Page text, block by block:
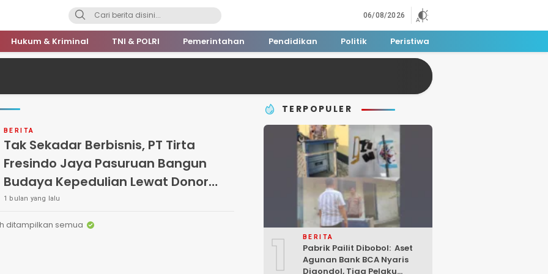
06/08/2026
Hukum & Kriminal TNI & POLRI Pemerintahan Pendidikan Politik Peristiwa
BERITA
Tak Sekadar Berbisnis, PT Tirta
Fresindo Jaya Pasuruan Bangun
Budaya Kepedulian Lewat Donor
Darah
1 bulan yang lalu
ditampilkan semua
TERPOPULER
1 BERITA
Pabrik Pailit Dibobol: Aset
Agunan Bank BCA Nyaris
Digondol, Tiga Pelaku